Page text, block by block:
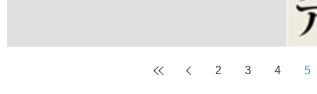
2 3 4 5